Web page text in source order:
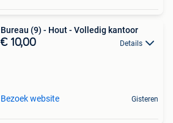
Bureau (9) - Hout - Volledig kantoor
€ 10,00 Details
Bezoek website Gisteren